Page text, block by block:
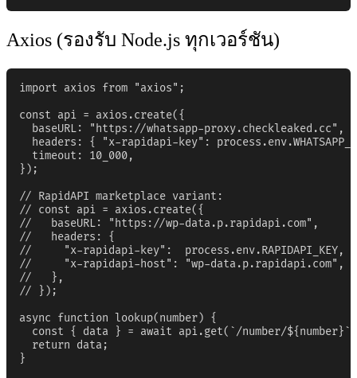
Axios (รองรับ Node.js ทุกเวอร์ชัน)
import axios from "axios";
const api = axios.create({
  baseURL: "https://whatsapp-proxy.checkleaked.cc",
headers: { "x-rapidapi-key":
  timeout: 10_000,
});
// RapidAPI marketplace variant:
// const api = axios.create({
//   baseURL: "https://wp-data.p.rapidapi.com",
//   headers: {
//     "x-rapidapi-key":  process.env.RAPIDAPI_KEY,
//     "x-rapidapi-host": "wp-data.p.rapidapi.com",
//   },
// });
async function lookup(number) {
const { data } = await api.get(`/number/
  return data;
}